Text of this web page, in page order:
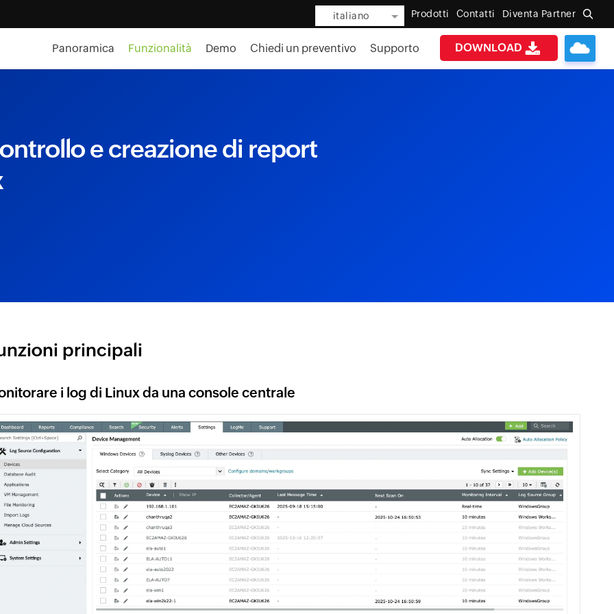
italiano Prodotti Contatti Diventa Partner
DOWNLOAD
Panoramica Funzionalità Demo Chiedi un preventivo Supporto
e creazione di report
principali
i log di Linux da una console centrale